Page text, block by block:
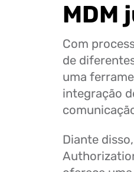
MDM
Com
de
uma
integração
Diante